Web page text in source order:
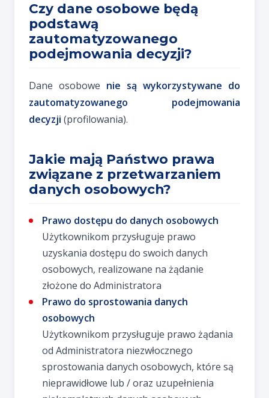
Czy dane osobowe będą
podstawą
zautomatyzowanego
podejmowania decyzji?
Dane osobowe nie są wykorzystywane do
zautomatyzowanego podejmowania
decyzji (profilowania).
Jakie mają Państwo prawa
związane z przetwarzaniem
danych osobowych?
Prawo dostępu do danych osobowych
Użytkownikom przysługuje prawo
uzyskania dostępu do swoich danych
osobowych, realizowane na żądanie
złożone do Administratora
Prawo do sprostowania danych
osobowych
Użytkownikom przysługuje prawo żądania
od Administratora niezwłocznego
sprostowania danych osobowych, które są
nieprawidłowe lub / oraz uzupełnienia